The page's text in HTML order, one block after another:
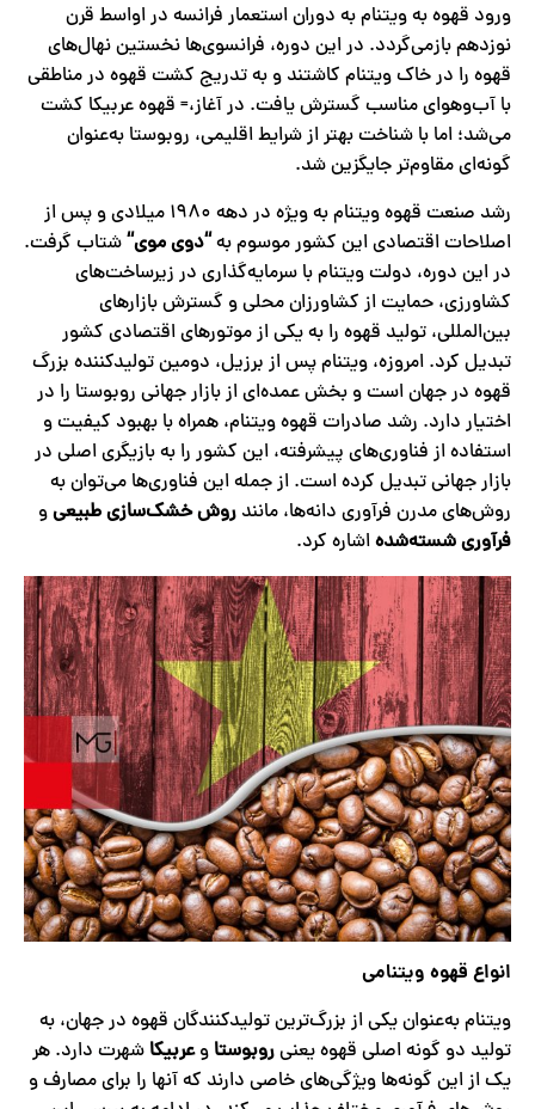
ورود قهوه به ویتنام به دوران استعمار فرانسه در اواسط قرن
نوزدهم بازمی‌گردد. در این دوره، فرانسوی‌ها نخستین نهال‌های
قهوه را در خاک ویتنام کاشتند و به تدریج کشت قهوه در مناطقی
با آب‌وهوای مناسب گسترش یافت. در آغاز،= قهوه عربیکا کشت
می‌شد؛ اما با شناخت بهتر از شرایط اقلیمی، روبوستا به‌عنوان
گونه‌ای مقاوم‌تر جایگزین شد.
رشد صنعت قهوه ویتنام به ویژه در دهه ۱۹۸۰ میلادی و پس از
اصلاحات اقتصادی این کشور موسوم به“دوی موی“شتاب گرفت.
در این دوره، دولت ویتنام با سرمایه‌گذاری در زیرساخت‌های
کشاورزی، حمایت از کشاورزان محلی و گسترش بازارهای
بین‌المللی، تولید قهوه را به یکی از موتورهای اقتصادی کشور
تبدیل کرد. امروزه، ویتنام پس از برزیل، دومین تولیدکننده بزرگ
قهوه در جهان است و بخش عمده‌ای از بازار جهانی روبوستا را در
اختیار دارد. رشد صادرات قهوه ویتنام، همراه با بهبود کیفیت و
استفاده از فناوری‌های پیشرفته، این کشور را به بازیگری اصلی در
بازار جهانی تبدیل کرده است. از جمله این فناوری‌ها می‌توان به
روش‌های مدرن فرآوری دانه‌ها، مانندروش خشک‌سازی طبیعیو
فرآوری شسته‌‌شدهاشاره کرد.
انواع قهوه ویتنامی
ویتنام به‌عنوان یکی از بزرگ‌ترین تولیدکنندگان قهوه در جهان، به
تولید دو گونه اصلی قهوه یعنیروبوستاو عربیکاشهرت دارد. هر
یک از این گونه‌ها ویژگی‌های خاصی دارند که آنها را برای مصارف و